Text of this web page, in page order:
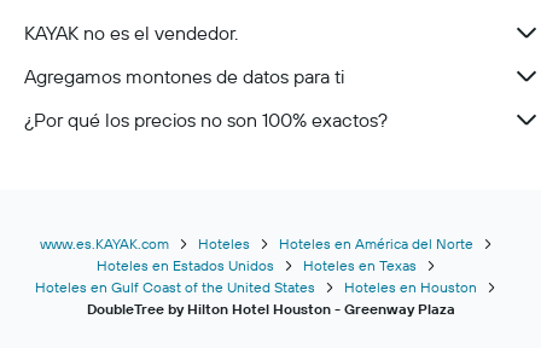
KAYAK no es el vendedor.
Agregamos montones de datos para ti
¿Por qué los precios no son 100% exactos?
www.es.KAYAK.com Hoteles
Hoteles en América del Norte
Hoteles en Estados Unidos
Hoteles en Texas
Hoteles en Gulf Coast of the United States
Hoteles en Houston
DoubleTree by Hilton Hotel Houston - Greenway Plaza